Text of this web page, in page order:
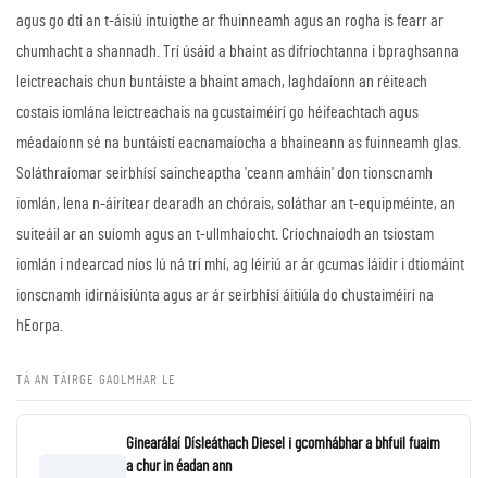
agus go dtí an t-áisiú intuigthe ar fhuinneamh agus an rogha is fearr ar
chumhacht a shannadh. Trí úsáid a bhaint as difríochtanna i bpraghsanna
leictreachais chun buntáiste a bhaint amach, laghdaíonn an réiteach
costais iomlána leictreachais na gcustaiméirí go héifeachtach agus
méadaíonn sé na buntáistí eacnamaíocha a bhaineann as fuinneamh glas.
Soláthraíomar seirbhísí saincheaptha 'ceann amháin' don tionscnamh
iomlán, lena n-áirítear dearadh an chórais, soláthar an t-equipméinte, an
suiteáil ar an suíomh agus an t-ullmhaíocht. Críochnaíodh an tsiostam
iomlán i ndearcad níos lú ná trí mhí, ag léiriú ar ár gcumas láidir i dtiomáint
ionscnamh idirnáisiúnta agus ar ár seirbhísí áitiúla do chustaiméirí na
hEorpa.
TÁ AN TÁIRGE GAOLMHAR LE
Ginearálaí Dísleáthach Diesel i gcomhábhar a bhfuil fuaim
a chur in éadan ann